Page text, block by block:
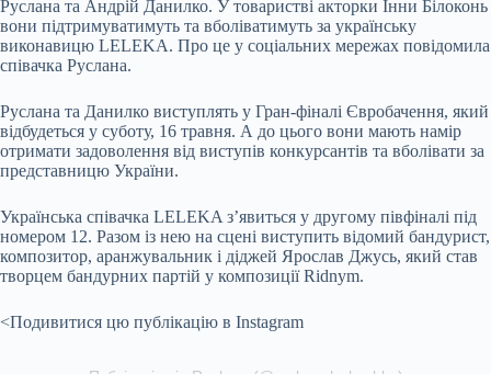
Руслана та Андрій Данилко. У товаристві акторки Інни Білоконь
вони підтримуватимуть та вболіватимуть за українську
виконавицю LELEKA. Про це у соціальних мережах повідомила
співачка Руслана.
Руслана та Данилко виступлять у Гран-фіналі Євробачення, який
відбудеться у суботу, 16 травня. А до цього вони мають намір
отримати задоволення від виступів конкурсантів та вболівати за
представницю України.
Українська співачка LELEKA з’явиться у другому півфіналі під
номером 12. Разом із нею на сцені виступить відомий бандурист,
композитор, аранжувальник і діджей Ярослав Джусь, який став
творцем бандурних партій у композиції Ridnym.
<Подивитися цю публікацію в Instagram